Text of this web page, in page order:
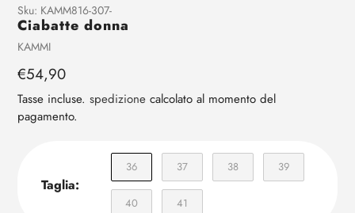
Aggiunta
di
prodotto
tuo
carrello
Sku: KAMM816-307-
Ciabatte donna
Venditrice
KAMMI
Prezzo
regolare
€54,90
Tasse incluse. spedizione calcolato al momento del
pagamento.
Taglia:
36 37 38 39
40 41